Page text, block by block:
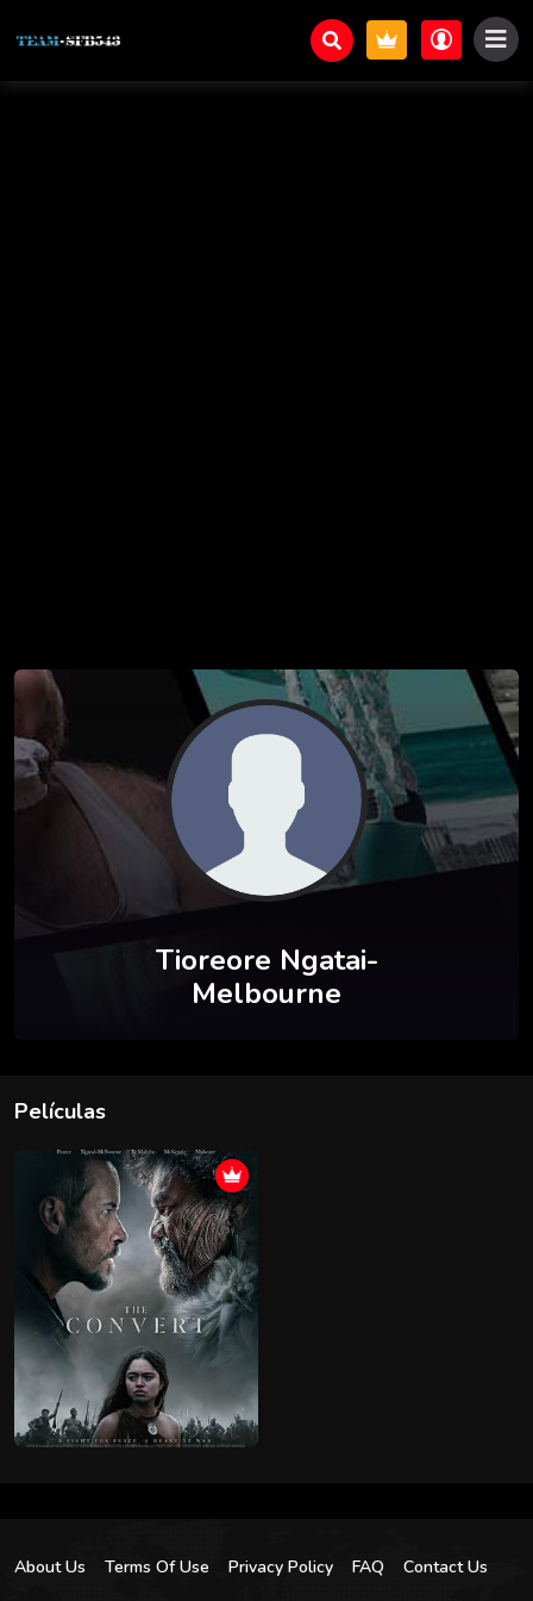
Tioreore Ngatai-
Melbourne
Películas
About Us Terms Of Use Privacy Policy FAQ Contact Us